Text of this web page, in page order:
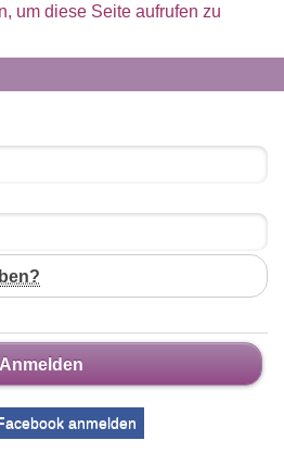
um diese Seite aufrufen zu
Anmelden
anmelden